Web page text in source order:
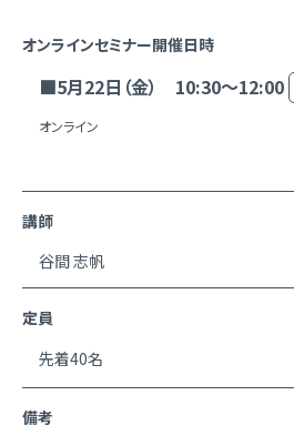
オンラインセミナー開催日時
■5月22日（金） 10:30～12:00
オンライン
講師
谷間 志帆
定員
先着40名
備考